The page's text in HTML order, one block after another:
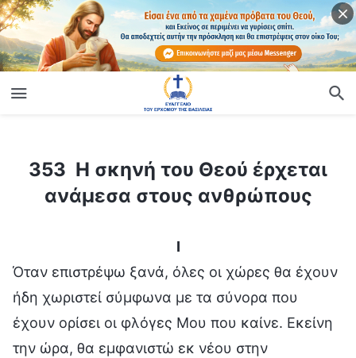
353 Η σκηνή του Θεού έρχεται
ανάμεσα στους ανθρώπους
I
Όταν επιστρέψω ξανά, όλες οι χώρες θα έχουν
ήδη χωριστεί σύμφωνα με τα σύνορα που
έχουν ορίσει οι φλόγες Μου που καίνε. Εκείνη
την ώρα, θα εμφανιστώ εκ νέου στην